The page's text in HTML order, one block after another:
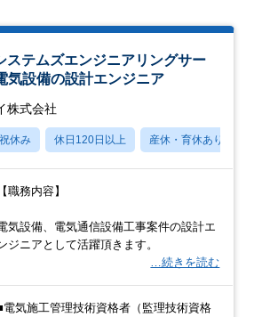
ステムズエンジニアリングサー
気設備の設計エンジニア
株式会社
休み 休日120日以上 産休・育休あり
【職務内容】
気設備、電気通信設備工事案件の設計エ
ジニアとして活躍頂きます。
…続きを読む
電気施工管理技術資格者（監理技術資格